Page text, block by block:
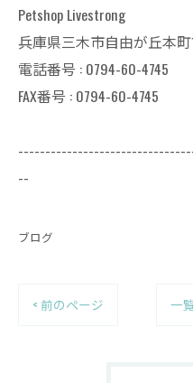
Petshop Livestrong
兵庫県三木市自由が丘本町
電話番号 : 0794-60-4745
FAX番号 : 0794-60-4745
--
ブログ
< 前のページ 一